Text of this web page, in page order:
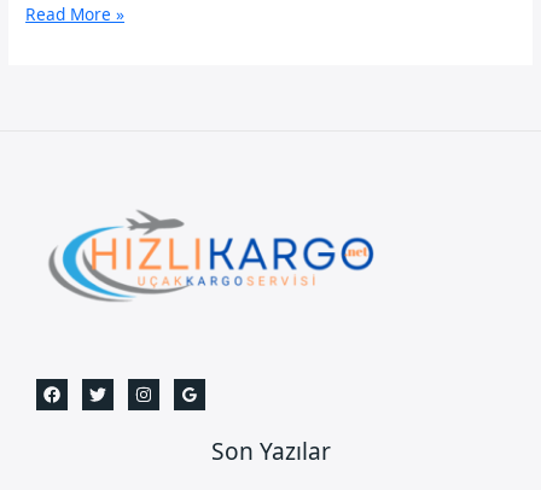
Mali
Read More »
Son Yazılar